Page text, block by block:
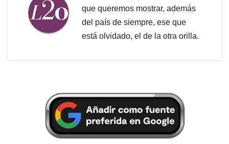
que queremos mostrar, además
del país de siempre, ese que
está olvidado, el de la otra orilla.